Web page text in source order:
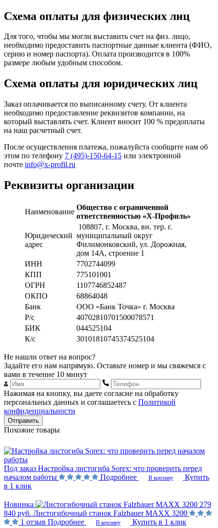
Схема оплаты для физических лиц
Для того, чтобы мы могли выставить счет на физ. лицо,
необходимо предоставить паспортные данные клиента (ФИО,
серию и номер паспорта). Оплата производится в 100%
размере любым удобным способом.
Схема оплаты для юридических лиц
Заказ оплачивается по выписанному счету. От клиента
необходимо предоставление реквизитов компании, на
который выставлять счет. Клиент вносит 100 % предоплаты
на наш расчетный счет.
После осуществления платежа, пожалуйста сообщите нам об
этом по телефону 7 (495)-150-64-15 или электронной
почте info@x-profil.ru
Реквизиты организации
Наименование
Общество с ограниченной
ответственностью «Х-Профиль»
Юридический
адрес
108807, г. Москва, вн. тер. г.
муниципальный округ
Филимонковский, ул. Дорожная,
дом 14А, строение 1
ИНН
7702744099
КПП
775101001
ОГРН
1107746852487
ОКПО
68864048
Банк
ООО «Банк Точка» г. Москва
Р/с
40702810701500078571
БИК
044525104
К/с
30101810745374525104
Не нашли ответ на вопрос?
Задайте его нам напрямую. Оставьте номер и мы свяжемся с
вами в течение 10 минут
Нажимая на кнопку, вы даете согласие на обработку
персональных данных и соглашаетесь с Политикой
конфиденциальности
Отправить
Похожие товары
Под заказ Настройка листогиба Sorex: что проверить перед
началом работы
Подробнее В корзину
Купить
в 1 клик
Новинка
279
840 руб. Листогибочный станок Falzbauer MAXX 3200
1 отзыв Подробнее В корзину Купить в 1 клик